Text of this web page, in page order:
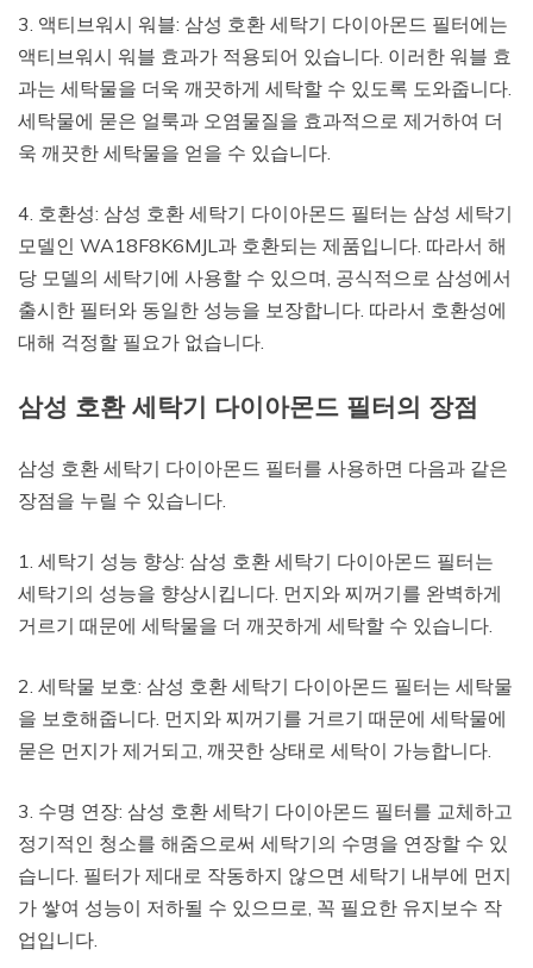
3. 액티브워시 워블: 삼성 호환 세탁기 다이아몬드 필터에는
액티브워시 워블 효과가 적용되어 있습니다. 이러한 워블 효
과는 세탁물을 더욱 깨끗하게 세탁할 수 있도록 도와줍니다.
세탁물에 묻은 얼룩과 오염물질을 효과적으로 제거하여 더
욱 깨끗한 세탁물을 얻을 수 있습니다.
4. 호환성: 삼성 호환 세탁기 다이아몬드 필터는 삼성 세탁기
모델인 WA18F8K6MJL과 호환되는 제품입니다. 따라서 해
당 모델의 세탁기에 사용할 수 있으며, 공식적으로 삼성에서
출시한 필터와 동일한 성능을 보장합니다. 따라서 호환성에
대해 걱정할 필요가 없습니다.
삼성 호환 세탁기 다이아몬드 필터의 장점
삼성 호환 세탁기 다이아몬드 필터를 사용하면 다음과 같은
장점을 누릴 수 있습니다.
1. 세탁기 성능 향상: 삼성 호환 세탁기 다이아몬드 필터는
세탁기의 성능을 향상시킵니다. 먼지와 찌꺼기를 완벽하게
거르기 때문에 세탁물을 더 깨끗하게 세탁할 수 있습니다.
2. 세탁물 보호: 삼성 호환 세탁기 다이아몬드 필터는 세탁물
을 보호해줍니다. 먼지와 찌꺼기를 거르기 때문에 세탁물에
묻은 먼지가 제거되고, 깨끗한 상태로 세탁이 가능합니다.
3. 수명 연장: 삼성 호환 세탁기 다이아몬드 필터를 교체하고
정기적인 청소를 해줌으로써 세탁기의 수명을 연장할 수 있
습니다. 필터가 제대로 작동하지 않으면 세탁기 내부에 먼지
가 쌓여 성능이 저하될 수 있으므로, 꼭 필요한 유지보수 작
업입니다.